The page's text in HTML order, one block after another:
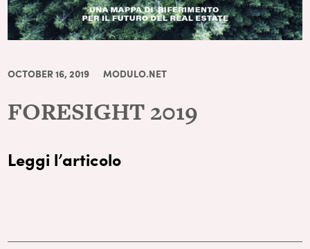
OCTOBER 16, 2019 MODULO.NET
FORESIGHT 2019
Leggi l’articolo